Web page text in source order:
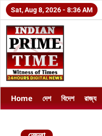
Sat, Aug 8, 2026 - 8:36 AM
Home দেশ বিদেশ রাজ্য